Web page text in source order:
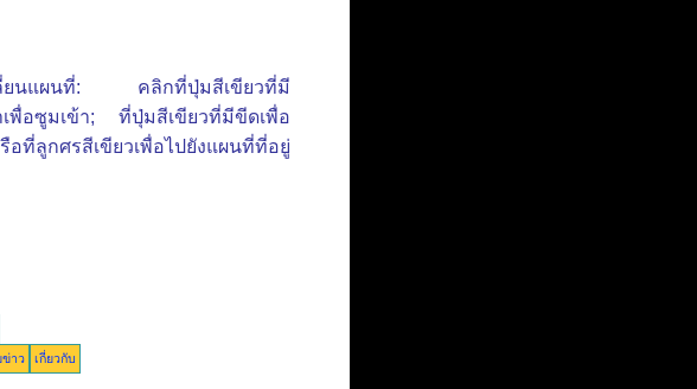
ลี่ยนแผนที่: คลิกที่ปุ่มสีเขียวที่มี
เพื่อซูมเข้า; ที่ปุ่มสีเขียวที่มีขีดเพื่อ
ที่ลูกศรสีเขียวเพื่อไปยังแผนที่ที่อยู่
าว เกี่ยวกับ